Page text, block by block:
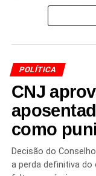
Os números
momento da
Pesquisas de
resultado
para acompanhar
tendências entre
A divulgação do
movimentações
próxima disputa
calendário
POLÍTICA
CNJ
como
Decisão do
a perda definitiva